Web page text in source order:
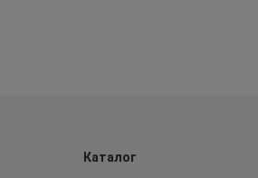
Каталог